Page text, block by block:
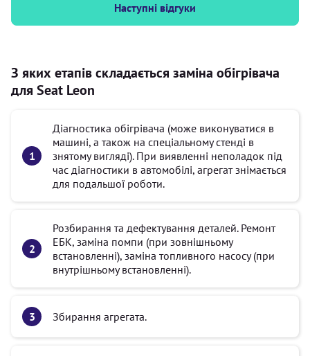
Наступні відгуки
З яких етапів складається заміна обігрівача
для Seat Leon
Діагностика обігрівача (може виконуватися в
машині, а також на спеціальному стенді в
знятому вигляді). При виявленні неполадок під
час діагностики в автомобілі, агрегат знімається
для подальшої роботи.
Розбирання та дефектування деталей. Ремонт
ЕБК, заміна помпи (при зовнішньому
встановленні), заміна топливного насосу (при
внутрішньому встановленні).
Збирання агрегата.